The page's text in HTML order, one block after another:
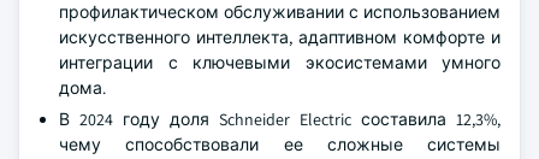
профилактическом обслуживании с использованием
искусственного интеллекта, адаптивном комфорте и
интеграции с ключевыми экосистемами умного
дома.
В 2024 году доля Schneider Electric составила 12,3%,
чему способствовали ее сложные системы